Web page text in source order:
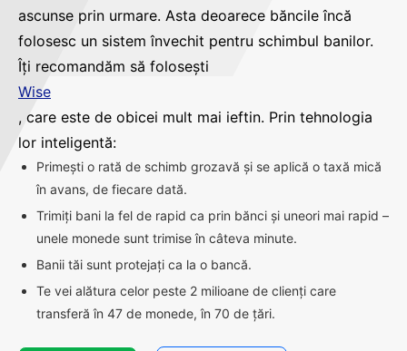
ascunse prin urmare. Asta deoarece băncile încă
folosesc un sistem învechit pentru schimbul banilor.
Îți recomandăm să folosești
Wise
, care este de obicei mult mai ieftin. Prin tehnologia
lor inteligentă:
Primești o rată de schimb grozavă și se aplică o taxă mică
în avans, de fiecare dată.
Trimiți bani la fel de rapid ca prin bănci și uneori mai rapid –
unele monede sunt trimise în câteva minute.
Banii tăi sunt protejați ca la o bancă.
Te vei alătura celor peste 2 milioane de clienți care
transferă în 47 de monede, în 70 de țări.